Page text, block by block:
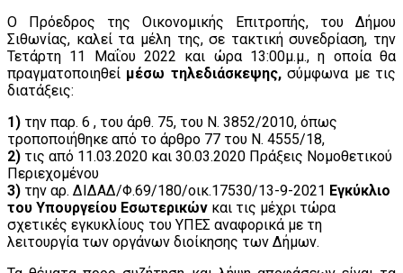
Ο Πρόεδρος της Οικονομικής Επιτροπής, του Δήμου
Σιθωνίας, καλεί τα μέλη της, σε τακτική συνεδρίαση, την
Τετάρτη 11 Μαΐου 2022 και ώρα 13:00μ.μ., η οποία θα
πραγματοποιηθεί μέσω τηλεδιάσκεψης,σύμφωνα με τις
διατάξεις:
1) την παρ. 6 , του άρθ. 75, του Ν. 3852/2010, όπως
τροποποιήθηκε από το άρθρο 77 του N. 4555/18,
2) τις από 11.03.2020 και 30.03.2020 Πράξεις Νομοθετικού
Περιεχομένου
3) την αρ. ΔΙΔΑΔ/Φ.69/180/οικ.17530/13-9-2021 Εγκύκλιο
του Υπουργείου Εσωτερικών και τις μέχρι τώρα
σχετικές εγκυκλίους του ΥΠΕΣ αναφορικά με τη
λειτουργία των οργάνων διοίκησης των Δήμων.